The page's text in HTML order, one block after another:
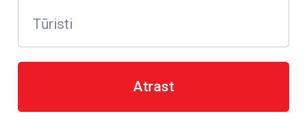
Tūristi
Atrast